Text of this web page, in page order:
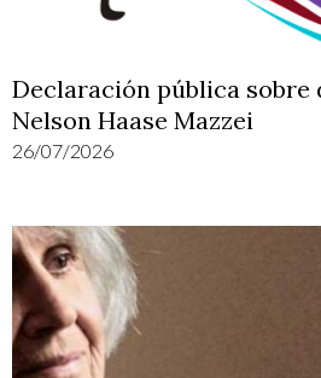
Declaración pública sobre
Nelson Haase Mazzei
26/07/2026